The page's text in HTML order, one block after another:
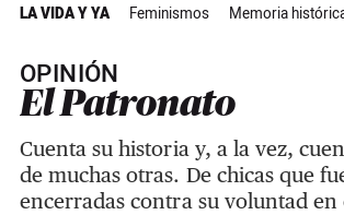
LA VIDA Y YA Feminismos Memoria
OPINIÓN
El Patronato
Cuenta su historia y, a la vez,
de muchas otras. De chicas que
encerradas contra su voluntad en